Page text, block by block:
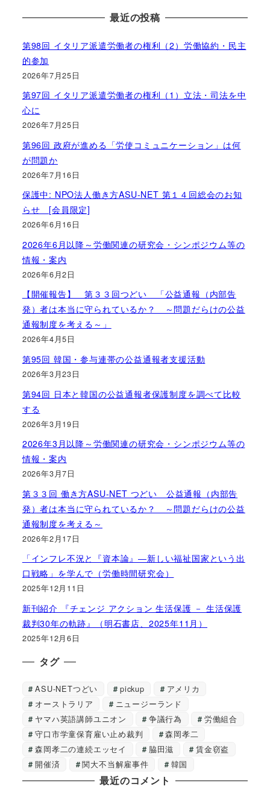
最近の投稿
第98回 イタリア派遣労働者の権利（2）労働協約・民主
的参加
2026年7月25日
第97回 イタリア派遣労働者の権利（1）立法・司法を中
心に
2026年7月25日
第96回 政府が進める「労使コミュニケーション」は何
が問題か
2026年7月16日
保護中: NPO法人働き方ASU-NET 第１４回総会のお知
らせ [会員限定]
2026年6月16日
2026年6月以降～労働関連の研究会・シンポジウム等の
情報・案内
2026年6月2日
【開催報告】 第３３回つどい 「公益通報（内部告
発）者は本当に守られているか？ ～問題だらけの公益
通報制度を考える～」
2026年4月5日
第95回 韓国・参与連帯の公益通報者支援活動
2026年3月23日
第94回 日本と韓国の公益通報者保護制度を調べて比較
する
2026年3月19日
2026年3月以降～労働関連の研究会・シンポジウム等の
情報・案内
2026年3月7日
第３３回 働き方ASU-NET つどい 公益通報（内部告
発）者は本当に守られているか？ ～問題だらけの公益
通報制度を考える～
2026年2月17日
「インフレ不況と『資本論』―新しい福祉国家という出
口戦略」を学んで（労働時間研究会）
2025年12月11日
新刊紹介 『チェンジ アクション 生活保護 － 生活保護
裁判30年の軌跡』（明石書店、2025年11月）
2025年12月6日
タグ
ASU-NETつどい pickup
アメリカ
オーストラリア
ニュージーランド
ヤマハ英語講師ユニオン
争議行為
労働組合
守口市学童保育雇い止め裁判
森岡孝二
森岡孝二の連続エッセイ
脇田滋
賃金窃盗
開催済
関大不当解雇事件 韓国
最近のコメント